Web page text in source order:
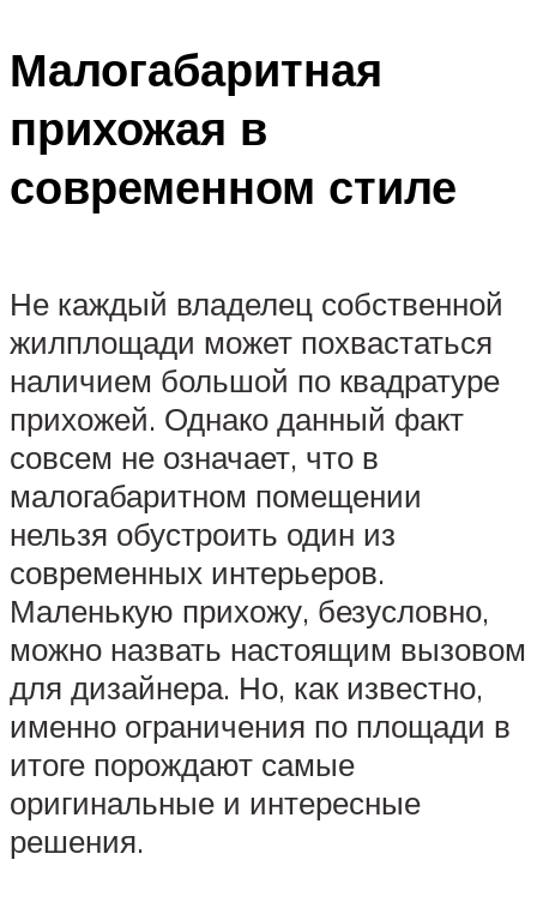
Малогабаритная
прихожая в
современном стиле
Не каждый владелец собственной
жилплощади может похвастаться
наличием большой по квадратуре
прихожей. Однако данный факт
совсем не означает, что в
малогабаритном помещении
нельзя обустроить один из
современных интерьеров.
Маленькую прихожу, безусловно,
можно назвать настоящим вызовом
для дизайнера. Но, как известно,
именно ограничения по площади в
итоге порождают самые
оригинальные и интересные
решения.